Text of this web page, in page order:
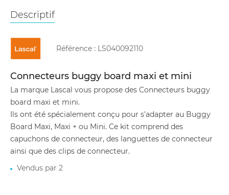
Descriptif
Référence : LS040092110
Connecteurs buggy board maxi et mini
La marque Lascal vous propose des Connecteurs buggy
board maxi et mini.
Ils ont été spécialement conçu pour s'adapter au Buggy
Board Maxi, Maxi + ou Mini. Ce kit comprend des
capuchons de connecteur, des languettes de connecteur
ainsi que des clips de connecteur.
Vendus par 2